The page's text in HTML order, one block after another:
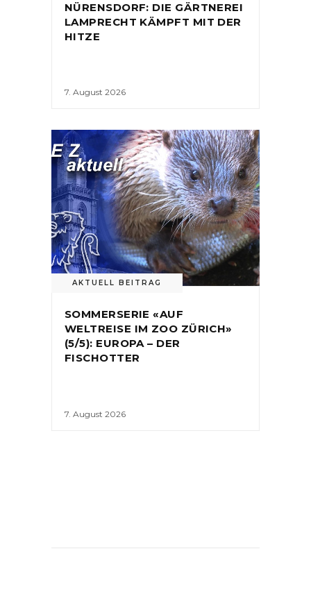
NÜRENSDORF: DIE GÄRTNEREI
LAMPRECHT KÄMPFT MIT DER
HITZE
7. August 2026
AKTUELL BEITRAG
SOMMERSERIE «AUF
WELTREISE IM ZOO ZÜRICH»
(5/5): EUROPA – DER
FISCHOTTER
7. August 2026